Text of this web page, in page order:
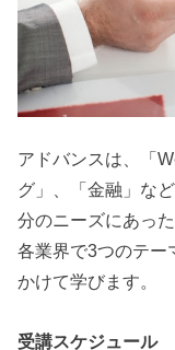
アドバンスは、「
グ」、「金融」な
分のニーズにあっ
各業界で3つのテー
かけて学びます。
受講スケジュール